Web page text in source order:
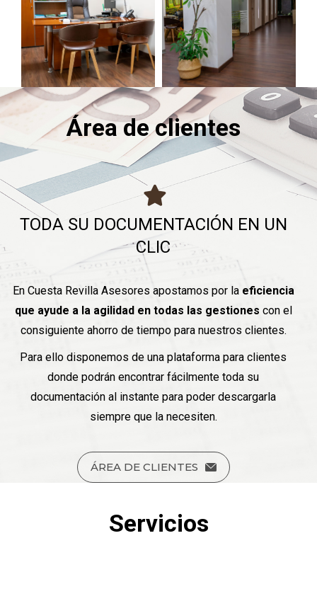
Área de clientes
TODA SU DOCUMENTACIÓN EN UN
CLIC
En Cuesta Revilla Asesores apostamos por la eficiencia
que ayude a la agilidad en todas las gestiones con el
consiguiente ahorro de tiempo para nuestros clientes.
Para ello disponemos de una plataforma para clientes
donde podrán encontrar fácilmente toda su
documentación al instante para poder descargarla
siempre que la necesiten.
ÁREA DE CLIENTES
Servicios